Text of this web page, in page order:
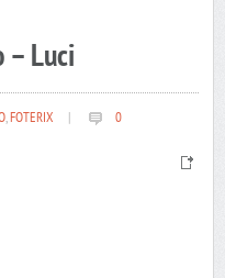
– Luci
,FOTERIX 0